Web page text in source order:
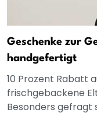
Geschenke zur
handgefertigt
10 Prozent Rabatt
frischgebackene
Besonders gefragt